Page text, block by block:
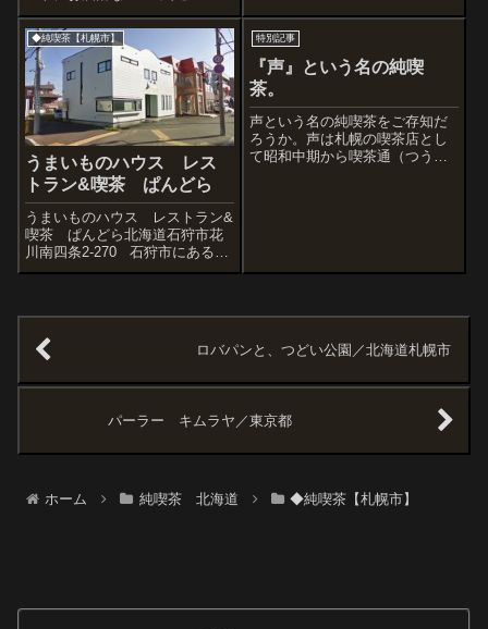
字と色ガラスドアの外観。ミカ
ドは漢字なら味香音(食事+コー
ヒーの香り＋音楽)、だったと思
う。札幌の喫茶の中では、『マ
ーキュリー』『サン』『わら
び』と...
OUT cafe & Trance fashions。
非常にアバンギャルドな喫茶
で、札幌の都心部にあり(南...
◆純喫茶【札幌市】
うまいものハウス レス
トラン&喫茶 ぱんどら
うまいものハウス レストラン&
喫茶 ぱんどら北海道石狩市花
川南四条2-270 石狩市にある一
軒家レストラン。石狩市といっ
い。昔ながらの街の洋食屋で、
いまは貴重なそんざいになって
きたか...
特別記事
『声』という名の純喫
茶。
声という名の純喫茶をご存知だ
ろうか。声は札幌の喫茶店とし
て昭和中期から喫茶通（つう）
ロバパンと、つどい公園／北海道札幌市
パーラー キムラヤ／東京都
ホーム 純喫茶 北海道 ◆純喫茶【札幌市】